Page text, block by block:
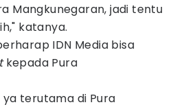
Mangkunegaran, jadi tentu
katanya.
IDN Media bisa
kepada Pura
terutama di Pura